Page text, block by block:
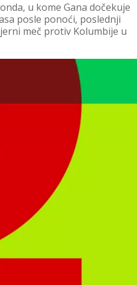
u kome Gana dočekuje
posle ponoći, poslednji
meč protiv Kolumbije u